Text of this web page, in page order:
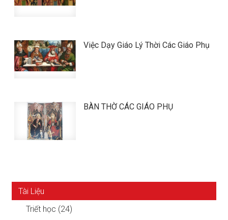
Việc Dạy Giáo Lý Thời Các Giáo Phụ
BÀN THỜ CÁC GIÁO PHỤ
Tài Liệu
Triết học (24)